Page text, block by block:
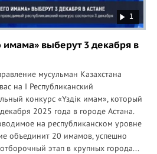
1
выберут 3 декабря в
мусульман Казахстана
на I Республиканский
конкурс «Үздік имам», который
2025 года в городе Астана.
на республиканском уровне
объединит 20 имамов, успешно
этап в крупных города...